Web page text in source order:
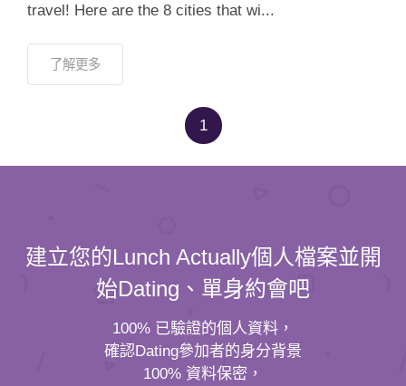
travel! Here are the 8 cities that wi...
了解更多
1
建立您的Lunch Actually個人檔案並開
始Dating、單身約會吧
100% 已驗證的個人資料，
確認Dating參加者的身分背景
100% 資料保密，